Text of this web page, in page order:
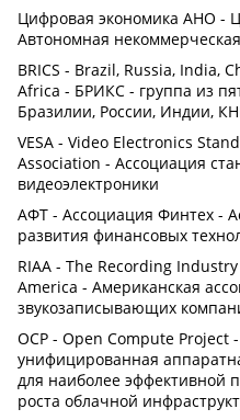
Цифровая экономика АНО -
Автономная
BRICS - Brazil, Russia, India,
Africa - БРИКС - группа из
Бразилии, России, Индии,
VESA - Video Electronics
Association - Ассоциация
видеоэлектроники
АФТ - Ассоциация Финтех -
развития финансовых
RIAA - The Recording
America - Американская
звукозаписывающих
OCP - Open Compute Project
унифицированная
для наиболее эффективной
роста облачной